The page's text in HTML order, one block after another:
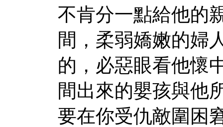
不肯分一點給他的
間，柔弱嬌嫩的婦
的，必惡眼看他懷
間出來的嬰孩與他
要在你受仇敵圍困